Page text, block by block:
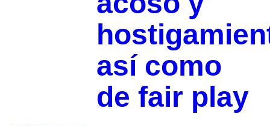
así como
de fair play